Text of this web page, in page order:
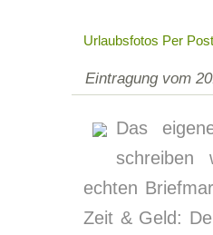
Urlaubsfotos Per
Eintragung vom
Das
schreiben
echten
Zeit & Geld: